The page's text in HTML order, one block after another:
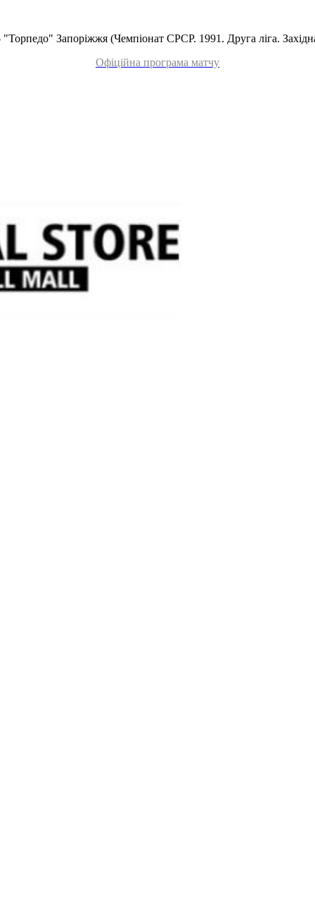
Офіційна програма матчу